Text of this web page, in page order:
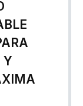
Y